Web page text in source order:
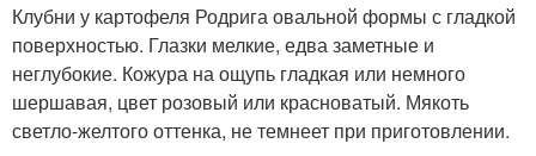
Клубни у картофеля Родрига овальной формы с гладкой
поверхностью. Глазки мелкие, едва заметные и
неглубокие. Кожура на ощупь гладкая или немного
шершавая, цвет розовый или красноватый. Мякоть
светло-желтого оттенка, не темнеет при приготовлении.